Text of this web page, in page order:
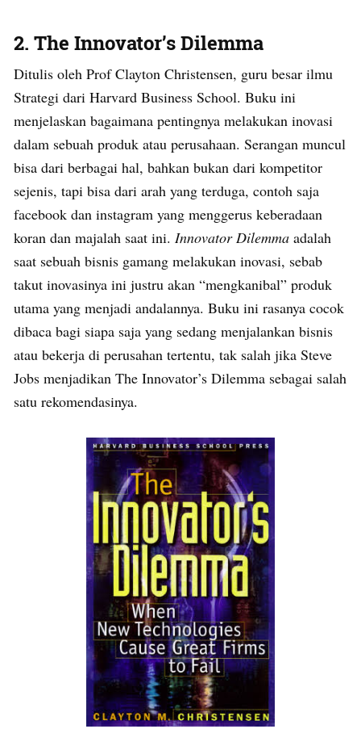
2. The Innovator’s Dilemma
Ditulis oleh Prof Clayton Christensen, guru besar ilmu
Strategi dari Harvard Business School. Buku ini
menjelaskan bagaimana pentingnya melakukan inovasi
dalam sebuah produk atau perusahaan. Serangan muncul
bisa dari berbagai hal, bahkan bukan dari kompetitor
sejenis, tapi bisa dari arah yang terduga, contoh saja
facebook dan instagram yang menggerus keberadaan
koran dan majalah saat ini. Innovator Dilemma adalah
saat sebuah bisnis gamang melakukan inovasi, sebab
takut inovasinya ini justru akan “mengkanibal” produk
utama yang menjadi andalannya. Buku ini rasanya cocok
dibaca bagi siapa saja yang sedang menjalankan bisnis
atau bekerja di perusahan tertentu, tak salah jika Steve
Jobs menjadikan The Innovator’s Dilemma sebagai salah
satu rekomendasinya.